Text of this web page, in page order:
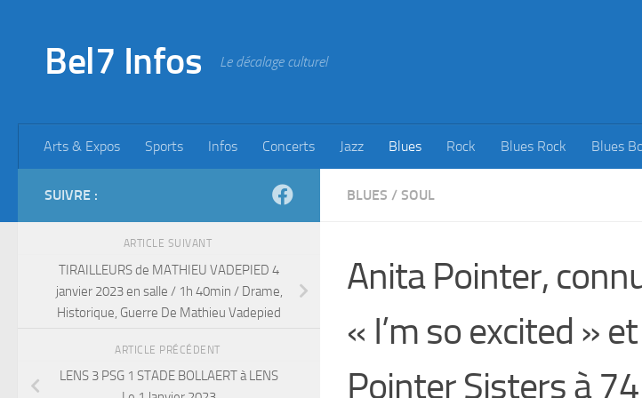
Bel7 Infos Le décalage culturel
Arts & Expos Sports Infos Concerts Jazz Blues Rock Blues Rock Blues
BLUES / SOUL
Anita Pointer,
« I’m so excited »
Pointer Sisters à
SUIVRE :
ARTICLE SUIVANT
TIRAILLEURS de MATHIEU VADEPIED 4
janvier 2023 en salle / 1h 40min / Drame,
Historique, Guerre De Mathieu Vadepied
ARTICLE PRÉCÉDENT
LENS 3 PSG 1 STADE BOLLAERT à LENS